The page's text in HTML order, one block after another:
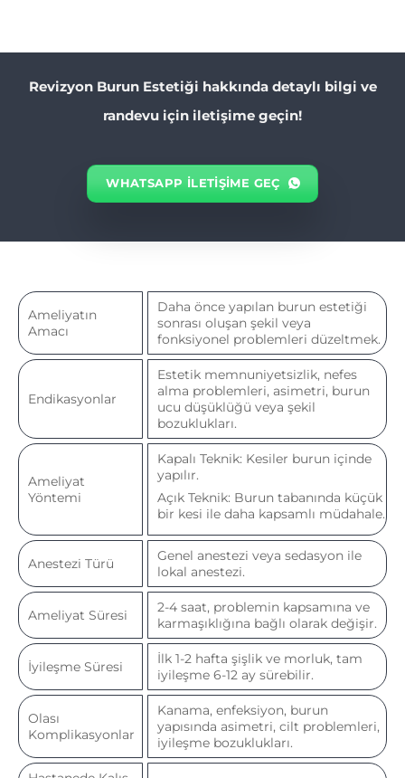
Revizyon Burun Estetiği hakkında detaylı bilgi ve
randevu için iletişime geçin!
WHATSAPP ILETIŞIME GEÇ
Ameliyatın
Amacı
Daha önce yapılan burun estetiği
sonrası oluşan şekil veya
fonksiyonel problemleri düzeltmek.
Endikasyonlar
Estetik memnuniyetsizlik, nefes
alma problemleri, asimetri, burun
ucu düşüklüğü veya şekil
bozuklukları.
Ameliyat
Yöntemi
Kapalı Teknik: Kesiler burun içinde
yapılır.
Açık Teknik: Burun tabanında küçük
bir kesi ile daha kapsamlı müdahale.
Anestezi Türü
Genel anestezi veya sedasyon ile
lokal anestezi.
Ameliyat Süresi
2-4 saat, problemin kapsamına ve
karmaşıklığına bağlı olarak değişir.
İyileşme Süresi
İlk 1-2 hafta şişlik ve morluk, tam
iyileşme 6-12 ay sürebilir.
Olası
Komplikasyonlar
Kanama, enfeksiyon, burun
yapısında asimetri, cilt problemleri,
iyileşme bozuklukları.